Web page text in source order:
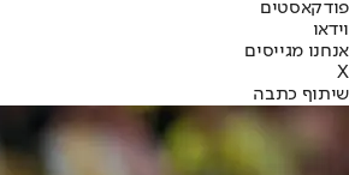
פודקאסטים
וידאו
אנחנו מגייסים
X
שיתוף כתבה